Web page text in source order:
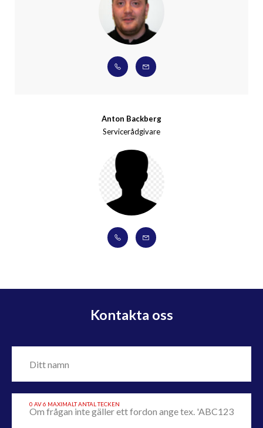
Anton Backberg
Servicerådgivare
Kontakta oss
0 AV 6 MAXIMALT ANTAL TECKEN